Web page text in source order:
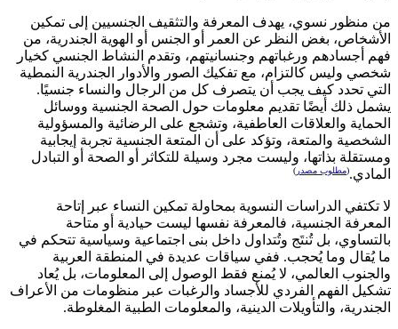
من منظور نسوي، يهدف المعرفة والتثقيف الجنسيين إلى تمكين
الأشخاص، بغض النظر عن العمر أو الجنس أو الهوية الجندرية، من
فهم أجسادهم ورغباتهم وجنسانيتهم، وتقدم النشاط الجنسي كخيار
شخصي وليس كالتزام، مع تفكيك الصور والأدوار الجندرية النمطية
التي تحدد كيف يجب أن يتصرف كل من الرجال والنساء جنسيًا.
يشمل ذلك أيضًا تقديم معلومات حول الصحة الجنسية ووسائل
الحماية والعلاقات العاطفية، وتشجع على الرضائية والمسؤولية
الشخصية والمتعة، وتؤكد على أن المتعة الجنسية تجربة إيجابية
ومستقلة بذاتها، وليست مجرد وسيلة للتكاثر أو الصحة أو التبادل
المادي.(مطلوب مصدر )
لا تكتفي الدراسات النسوية بمحاولة تمكين النساء عبر إتاحة
المعرفة الجنسية، فالمعرفة نفسها ليست حيادية أو متاحة
بالتساوي، بل تُنتَج وتُتداول داخل بنى اجتماعية وسياسية تتحكم في
ما يُقال وما يُحجب. ففي سياقات عديدة في المنطقة العربية
والجنوب العالمي، لا يُمنع فقط الوصول إلى المعلومات، بل يُعاد
تشكيل الفهم الفردي للأجساد والرغبات عبر منظومات من الأعراف
الجندرية، والتأويلات الدينية، والمعلومات الطبية المغلوطة.